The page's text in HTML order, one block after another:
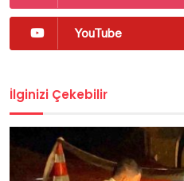
YouTube
İlginizi Çekebilir